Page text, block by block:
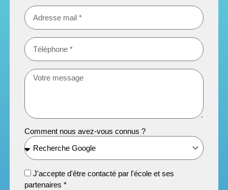
Comment nous avez-vous connus ?
J'accepte d'être contacté par l'école et ses
partenaires *